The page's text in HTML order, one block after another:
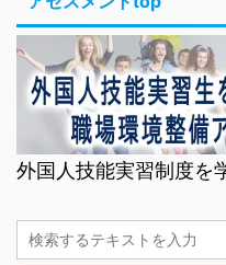
外国人技能実習制度を